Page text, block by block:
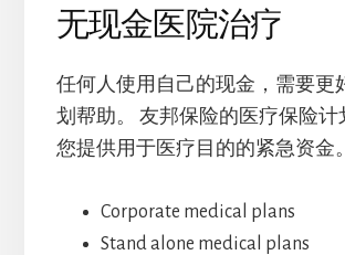
无现金医院治疗
任何人使用自己的现金，需要更
划帮助。 友邦保险的医疗保险计
您提供用于医疗目的的紧急资金。
Corporate medical plans
Stand alone medical plans